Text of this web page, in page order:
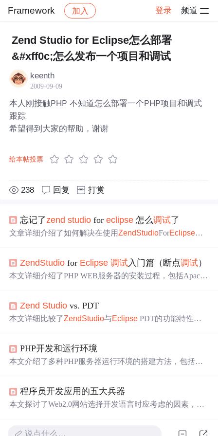
Framework 加入 登录 频道
社区 Framework 帖子详情
Zend Studio for Eclipse怎么部署
&#xff0c;怎么发布一个项目和调试
keenth
2009-09-09
本人刚接触PHP 不知道怎么部署一个PHP项目和调式
跟踪
希望得到大家的帮助，谢谢
给本帖投票
238 回复 打赏
忘记了zend studio foreclipse 怎么调试了
文章详细介绍了如何解决在使用ZendStudioForEclipse进
松安装并启用ZendDebugger，从而实现正常的调试功能。
ZendStudio for Eclipse 调试 入门篇（断点调试）
本文详细介绍了PHP WEB服务器的安装过程，包括Apache
Zend Studio vs. PDT
本文详细比较了ZendStudio与Eclipse PDT的功能特性，
PHP开发和运行环境
本文介绍了多种PHP服务器运行环境的搭建方法，包括XA
程序编写与调试工具，如EclipsePDT、NetBeans、
Studio等。
程序员开发应用的五大兵器
本文探讨了Web2.0网站选择开发语言时应考虑的因素，并
说点什么…